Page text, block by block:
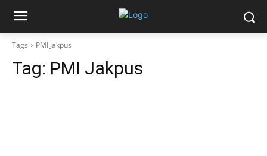
Tags PMI Jakpus
Tag: PMI Jakpus